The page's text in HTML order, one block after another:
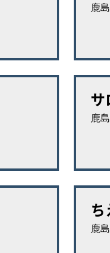
鹿島
サ
鹿島
鹿島